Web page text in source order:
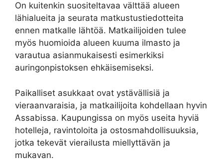
On kuitenkin suositeltavaa välttää alueen
lähialueita ja seurata matkustustiedotteita
ennen matkalle lähtöä. Matkailijoiden tulee
myös huomioida alueen kuuma ilmasto ja
varautua asianmukaisesti esimerkiksi
auringonpistoksen ehkäisemiseksi.
Paikalliset asukkaat ovat ystävällisiä ja
vieraanvaraisia, ja matkailijoita kohdellaan hyvin
Assabissa. Kaupungissa on myös useita hyviä
hotelleja, ravintoloita ja ostosmahdollisuuksia,
jotka tekevät vierailusta miellyttävän ja
mukavan.